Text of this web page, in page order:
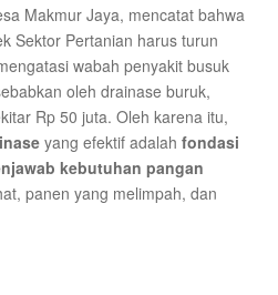
Makmur Jaya, mencatat bahwa
Sektor Pertanian harus turun
wabah penyakit busuk
oleh drainase buruk,
Rp 50 juta. Oleh karena itu,
yang efektif adalah fondasi
kebutuhan pangan
panen yang melimpah, dan